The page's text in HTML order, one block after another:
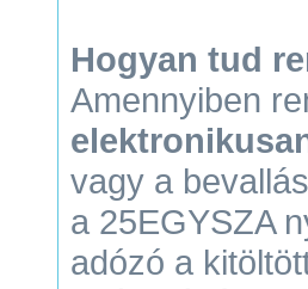
Hogyan tud
Amennyiben
vagy a
a 25EGYSZA
adózó a